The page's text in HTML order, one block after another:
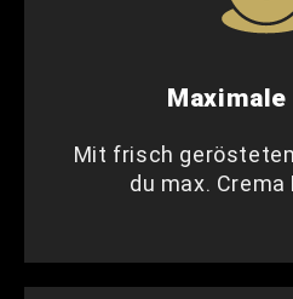
Maximale
Mit frisch
du max. Crema